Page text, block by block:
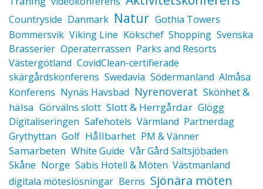
Countryside Danmark Natur Gothia Towers
Bommersvik Viking Line Kökschef Shopping Svenska
Brasserier Operaterrassen Parks and Resorts
Västergötland CovidClean-certifierade
skärgårdskonferens Swedavia Södermanland Almåsa
Konferens Nynäs Havsbad Nyrenoverat Skönhet &
hälsa Görvälns slott Slott & Herrgårdar Glögg
Digitaliseringen Safehotels Värmland Partnerdag
Grythyttan Golf Hållbarhet PM & Vänner
Samarbeten White Guide Vår Gård Saltsjöbaden
Skåne Norge Sabis Hotell & Möten Västmanland
digitala möteslösningar Berns Sjönära möten